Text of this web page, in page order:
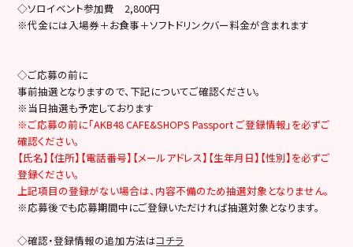
◇ソロイベント参加費 2,800円
※代金には入場券＋お食事＋ソフトドリンクバー料金が含まれます
◇ご応募の前に
事前抽選となりますので、下記についてご確認ください。
※当日抽選も予定しております
※ご応募の前に「AKB48 CAFE&SHOPS Passport ご登録情報」を必ずご
確認ください。
【氏名】【住所】【電話番号】【メールアドレス】【生年月日】【性別】を必ずご
登録ください。
上記項目の登録がない場合は、内容不備のため抽選対象となりません。
※応募後でも応募期間中にご登録いただければ抽選対象となります。
◇確認・登録情報の追加方法はコチラ